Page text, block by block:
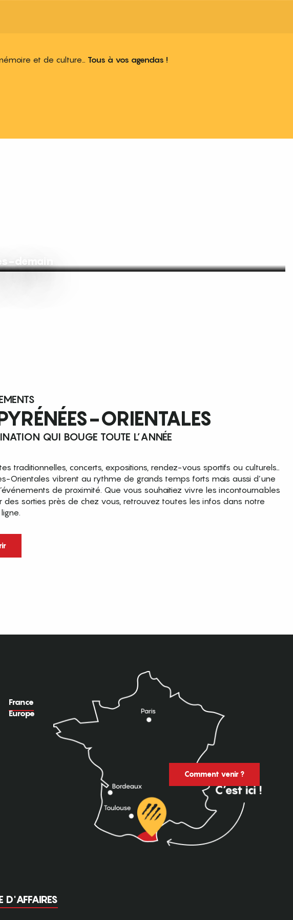
et de culture… Tous à vos agendas !
demain
ORIENTALES
QUI BOUGE TOUTE L’ANNÉE
traditionnelles, concerts, expositions, rendez-vous sportifs ou culturels…
Orientales vibrent au rythme de grands temps forts mais aussi d’une
de proximité. Que vous souhaitiez vivre les incontournables
des sorties près de chez vous, retrouvez toutes les infos dans notre
France
Europe
Comment venir ?
D'AFFAIRES